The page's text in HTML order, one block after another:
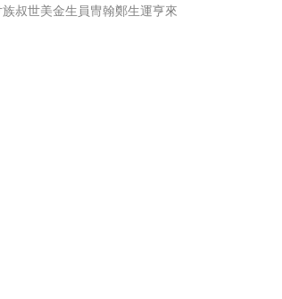
叔世美金生員冑翰鄭生運亨來